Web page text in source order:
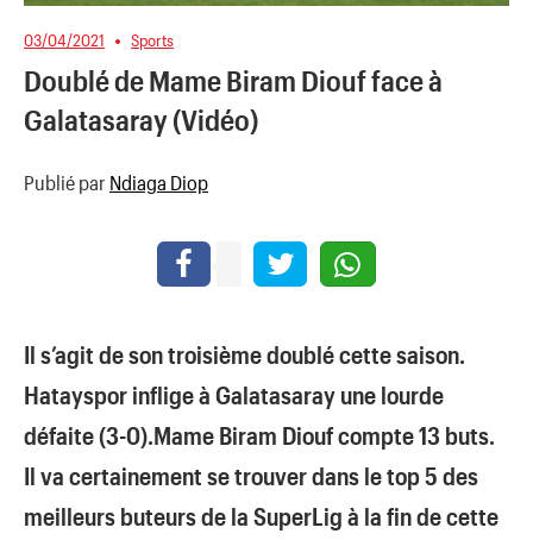
03/04/2021 Sports
Doublé de Mame Biram Diouf face à
Galatasaray (Vidéo)
Publié par Ndiaga Diop
Il s’agit de son troisième doublé cette saison.
Hatayspor inflige à Galatasaray une lourde
défaite (3-0).Mame Biram Diouf compte 13 buts.
Il va certainement se trouver dans le top 5 des
meilleurs buteurs de la SuperLig à la fin de cette